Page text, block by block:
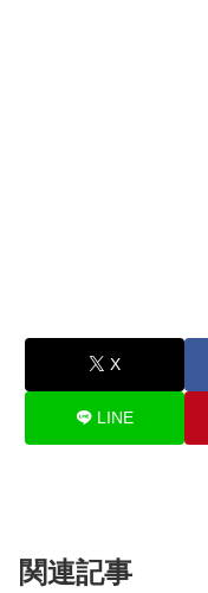
X
LINE
関連記事